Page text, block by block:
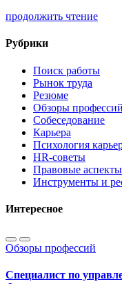
продолжить чтение
Рубрики
Поиск работы
Рынок труда
Резюме
Обзоры профессий
Собеседование
Карьера
Психология
HR-советы
Правовые аспекты
Инструменты и
Интересное
Обзоры профессий
Специалист по